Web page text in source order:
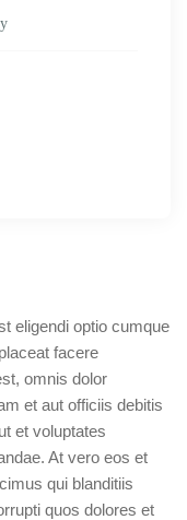
eligendi optio cumque
facere
omnis dolor
et aut officiis debitis
et voluptates
At vero eos et
qui blanditiis
quos dolores et